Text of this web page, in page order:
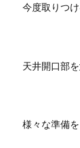
今度取りつ
天井開口部
様々な準備